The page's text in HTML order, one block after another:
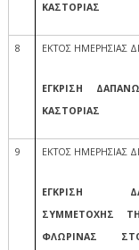
ΚΑΣΤΟΡΙΑΣ
8 ΕΚΤΟΣ ΗΜΕΡΗΣΙΑΣ
ΕΓΚΡΙΣΗ
ΚΑΣΤΟΡΙΑΣ
9 ΕΚΤΟΣ ΗΜΕΡΗΣΙΑΣ
ΕΓΚΡΙΣΗ
ΣΥΜΜΕΤΟΧΗΣ
ΦΛΩΡΙΝΑΣ